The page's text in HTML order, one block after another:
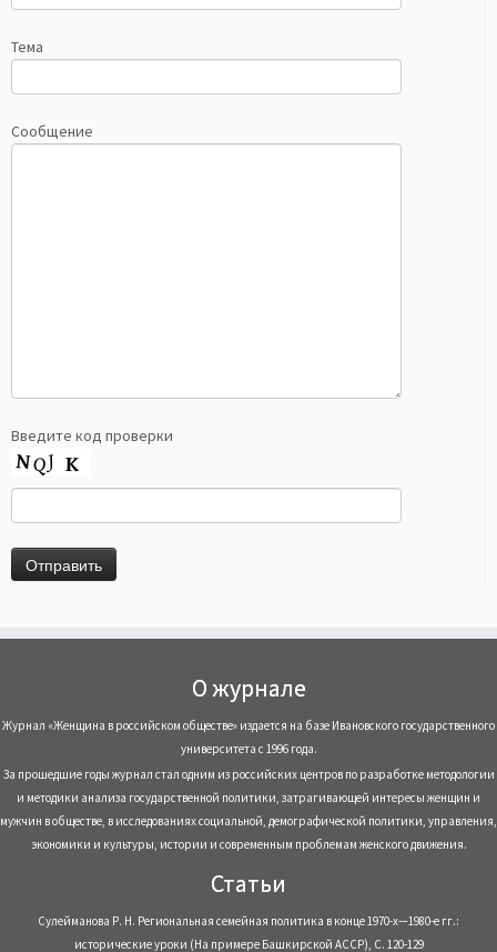
Тема
Сообщение
Введите код проверки
О журнале
Журнал «Женщина в российском обществе» издается на базе Ивановского государственного
университета с 1996 года.
За прошедшие годы журнал стал одним из российских центров по разработке методологии
и методики анализа государственной политики, затрагивающей интересы женщин и
мужчин в обществе, в исследованиях социальной, демографической политики, управления,
экономики и культуры, истории и современным проблемам женского движения.
Статьи
Сулейманова Р. Н. Региональная семейная политика в конце 1970-х—1980-е гг.:
исторические уроки (На примере Башкирской АССР), С. 120-129